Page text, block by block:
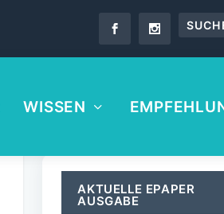
WISSEN
AKTUELLE EPAPER
AUSGABE